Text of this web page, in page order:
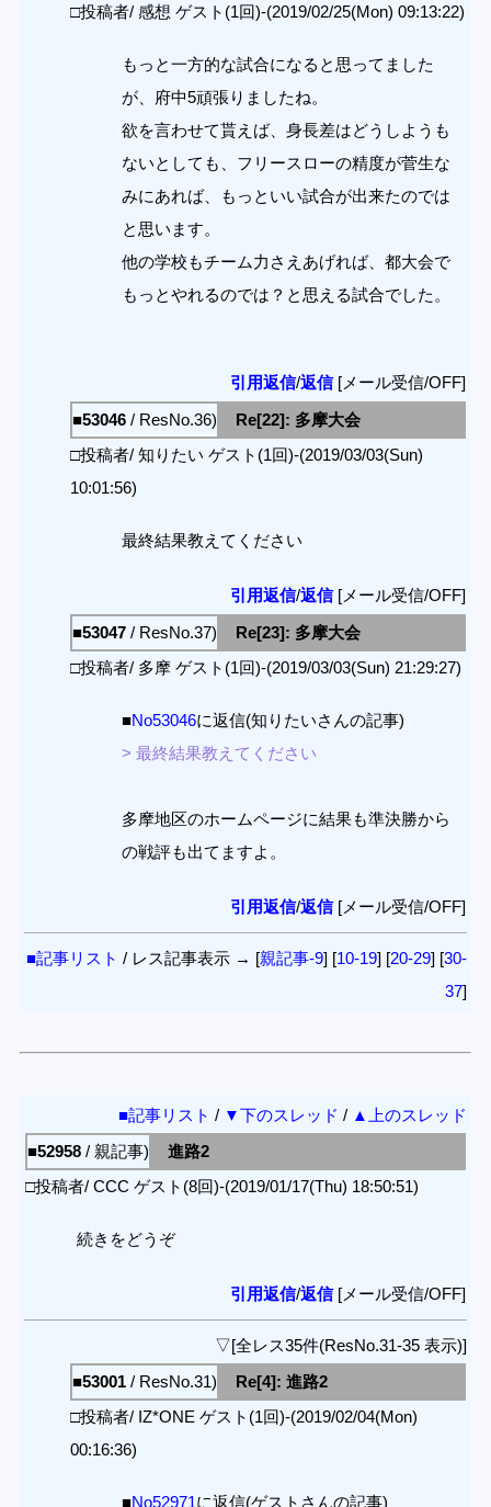
□投稿者/ 感想 ゲスト(1回)-(2019/02/25(Mon) 09:13:22)
もっと一方的な試合になると思ってました
が、府中5頑張りましたね。
欲を言わせて貰えば、身長差はどうしようも
ないとしても、フリースローの精度が菅生な
みにあれば、もっといい試合が出来たのでは
と思います。
他の学校もチーム力さえあげれば、都大会で
もっとやれるのでは？と思える試合でした。
引用返信/返信[メール受信/OFF]
■53046 / ResNo.36)
Re[22]: 多摩大会
□投稿者/ 知りたい ゲスト(1回)-(2019/03/03(Sun)
10:01:56)
最終結果教えてください
引用返信/返信[メール受信/OFF]
■53047 / ResNo.37)
Re[23]: 多摩大会
□投稿者/ 多摩 ゲスト(1回)-(2019/03/03(Sun) 21:29:27)
■No53046に返信(知りたいさんの記事)
> 最終結果教えてください
多摩地区のホームページに結果も準決勝から
の戦評も出てますよ。
引用返信/返信[メール受信/OFF]
■記事リスト / レス記事表示 → [親記事-9] [10-19] [20-29] [30-
37]
■記事リスト / ▼下のスレッド / ▲上のスレッド
■52958 / 親記事)
進路2
□投稿者/ CCC ゲスト(8回)-(2019/01/17(Thu) 18:50:51)
続きをどうぞ
引用返信/返信[メール受信/OFF]
▽[全レス35件(ResNo.31-35 表示)]
■53001 / ResNo.31)
Re[4]: 進路2
□投稿者/ IZ*ONE ゲスト(1回)-(2019/02/04(Mon)
00:16:36)
■No52971に返信(ゲストさんの記事)